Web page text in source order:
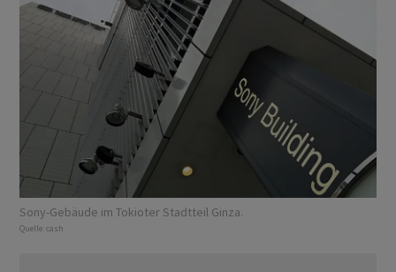
Sony-Gebäude im Tokioter Stadtteil Ginza.
Quelle: cash